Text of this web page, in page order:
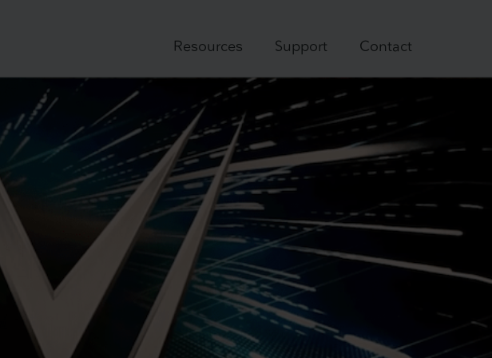
Resources
Support Contact